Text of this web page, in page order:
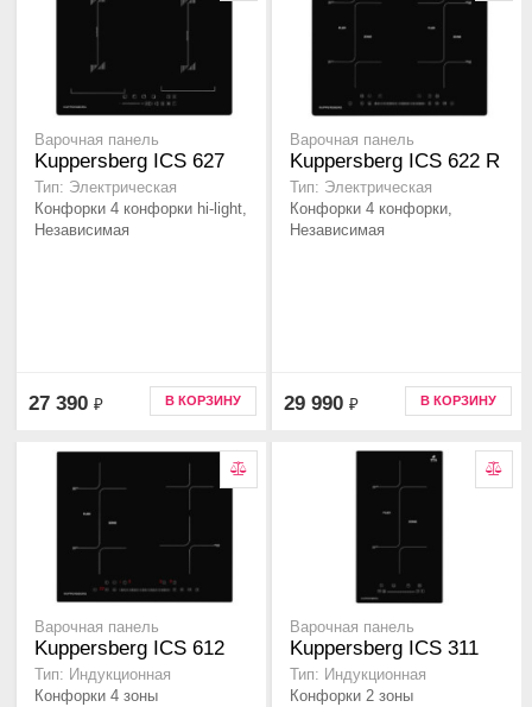
Варочная панель
Kuppersberg ICS 627
Тип: Электрическая
Конфорки 4 конфорки hi-light,
Независимая
27 390 ₽ В КОРЗИНУ
Варочная панель
Kuppersberg ICS 622 R
Тип: Электрическая
Конфорки 4 конфорки,
Независимая
29 990 ₽ В КОРЗИНУ
Варочная панель
Kuppersberg ICS 612
Тип: Индукционная
Конфорки 4 зоны
Варочная панель
Kuppersberg ICS 311
Тип: Индукционная
Конфорки 2 зоны